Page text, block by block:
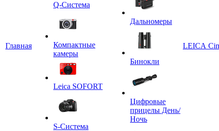
Главная
Q-Cистема
Компактные
камеры
Leica SOFORT
S-Система
Дальномеры
Бинокли
Цифровые
прицелы День/
Ночь
LEICA